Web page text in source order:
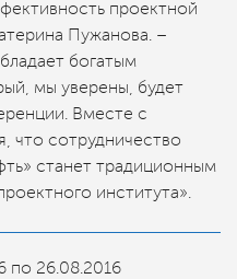
проектной
Пужанова. –
богатым
мы уверены, будет
Вместе с
что сотрудничество
станет традиционным
института».
по 26.08.2016